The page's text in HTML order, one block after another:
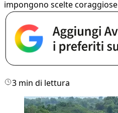
impongono scelte coraggiose
3 min di lettura